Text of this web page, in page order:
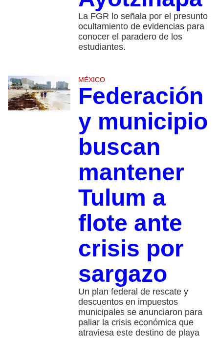
La FGR lo señala por el presunto
ocultamiento de evidencias para
conocer el paradero de los
estudiantes.
MÉXICO
Federación
y municipio
buscan
mantener
Tulum a
flote ante
crisis por
sargazo
Un plan federal de rescate y
descuentos en impuestos
municipales se anunciaron para
paliar la crisis económica que
atraviesa este destino de playa